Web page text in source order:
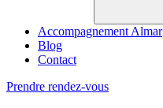
Accompagnement Almar
Blog
Contact
Prendre rendez-vous